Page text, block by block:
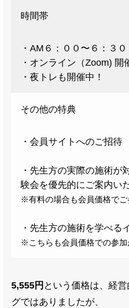
時間帯
・AM６：００〜６：３０
・オンライン（Zoom) 開
・夜トレも開催中！
その他の特典
・会員サイトへのご招待
・先生方の実際の施術が
験会を優先的にご案内い
※有料の場合も会員価格でご
・先生方の施術を学べる
※こちらも会員価格での参
5,555円 という価格は、経
グではありましたが、